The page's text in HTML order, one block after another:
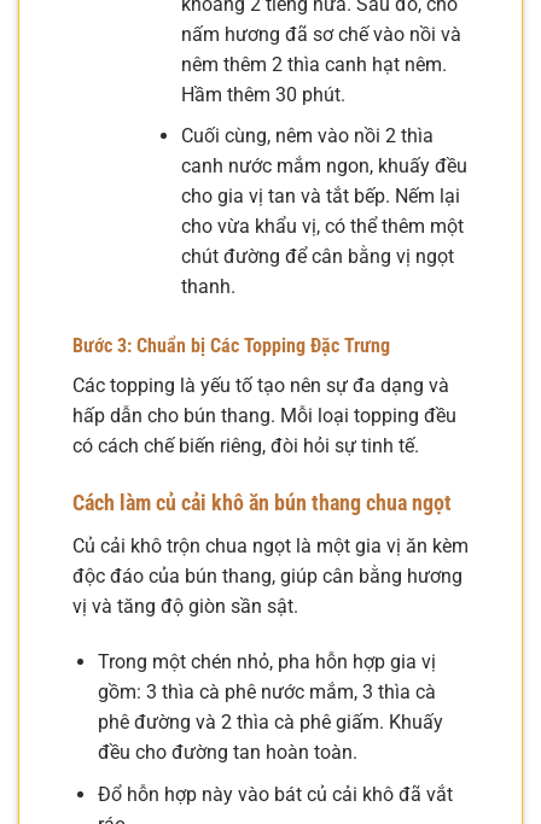
nấm hương đã sơ chế vào nồi và
nêm thêm 2 thìa canh hạt nêm.
Hầm thêm 30 phút.
Cuối cùng, nêm vào nồi 2 thìa
canh nước mắm ngon, khuấy đều
cho gia vị tan và tắt bếp. Nếm lại
cho vừa khẩu vị, có thể thêm một
chút đường để cân bằng vị ngọt
thanh.
Bước 3: Chuẩn bị Các Topping Đặc Trưng
Các topping là yếu tố tạo nên sự đa dạng và
hấp dẫn cho bún thang. Mỗi loại topping đều
có cách chế biến riêng, đòi hỏi sự tinh tế.
Cách làm củ cải khô ăn bún thang chua ngọt
Củ cải khô trộn chua ngọt là một gia vị ăn kèm
độc đáo của bún thang, giúp cân bằng hương
vị và tăng độ giòn sần sật.
Trong một chén nhỏ, pha hỗn hợp gia vị
gồm: 3 thìa cà phê nước mắm, 3 thìa cà
phê đường và 2 thìa cà phê giấm. Khuấy
đều cho đường tan hoàn toàn.
Đổ hỗn hợp này vào bát củ cải khô đã vắt